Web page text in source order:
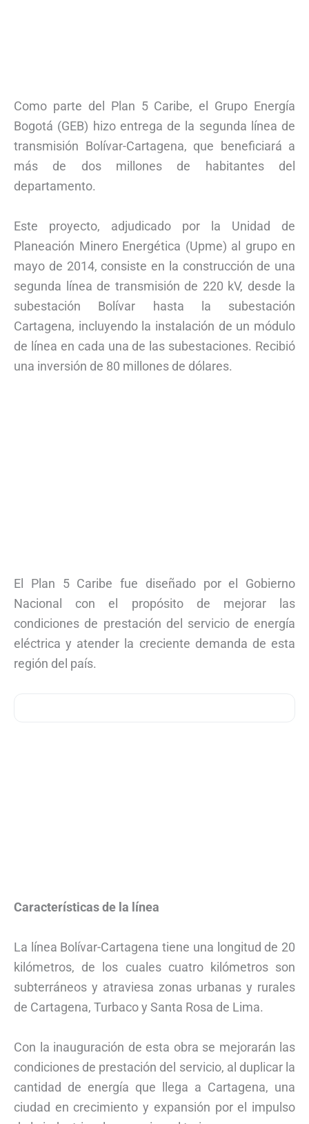
Como parte del Plan 5 Caribe, el Grupo Energía
Bogotá (GEB) hizo entrega de la segunda línea de
transmisión Bolívar-Cartagena, que beneficiará a
más de dos millones de habitantes del
departamento.
Este proyecto, adjudicado por la Unidad de
Planeación Minero Energética (Upme) al grupo en
mayo de 2014, consiste en la construcción de una
segunda línea de transmisión de 220 kV, desde la
subestación Bolívar hasta la subestación
Cartagena, incluyendo la instalación de un módulo
de línea en cada una de las subestaciones. Recibió
una inversión de 80 millones de dólares.
El Plan 5 Caribe fue diseñado por el Gobierno
Nacional con el propósito de mejorar las
condiciones de prestación del servicio de energía
eléctrica y atender la creciente demanda de esta
región del país.
Características de la línea
La línea Bolívar-Cartagena tiene una longitud de 20
kilómetros, de los cuales cuatro kilómetros son
subterráneos y atraviesa zonas urbanas y rurales
de Cartagena, Turbaco y Santa Rosa de Lima.
Con la inauguración de esta obra se mejorarán las
condiciones de prestación del servicio, al duplicar la
cantidad de energía que llega a Cartagena, una
ciudad en crecimiento y expansión por el impulso